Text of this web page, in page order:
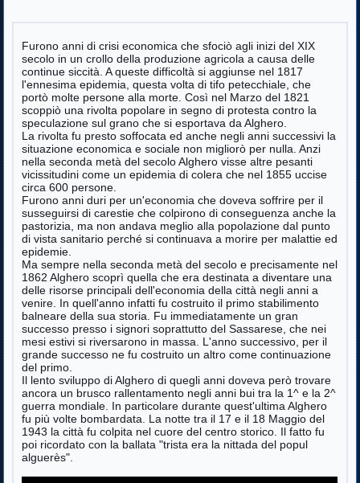
Furono anni di crisi economica che sfociò agli inizi del XIX
secolo in un crollo della produzione agricola a causa delle
continue siccità. A queste difficoltà si aggiunse nel 1817
l'ennesima epidemia, questa volta di tifo petecchiale, che
portò molte persone alla morte. Così nel Marzo del 1821
scoppiò una rivolta popolare in segno di protesta contro la
speculazione sul grano che si esportava da Alghero.
La rivolta fu presto soffocata ed anche negli anni successivi la
situazione economica e sociale non migliorò per nulla. Anzi
nella seconda metà del secolo Alghero visse altre pesanti
vicissitudini come un epidemia di colera che nel 1855 uccise
circa 600 persone.
Furono anni duri per un'economia che doveva soffrire per il
susseguirsi di carestie che colpirono di conseguenza anche la
pastorizia, ma non andava meglio alla popolazione dal punto
di vista sanitario perché si continuava a morire per malattie ed
epidemie.
Ma sempre nella seconda metà del secolo e precisamente nel
1862 Alghero scoprì quella che era destinata a diventare una
delle risorse principali dell'economia della città negli anni a
venire. In quell'anno infatti fu costruito il primo stabilimento
balneare della sua storia. Fu immediatamente un gran
successo presso i signori soprattutto del Sassarese, che nei
mesi estivi si riversarono in massa. L'anno successivo, per il
grande successo ne fu costruito un altro come continuazione
del primo.
Il lento sviluppo di Alghero di quegli anni doveva però trovare
ancora un brusco rallentamento negli anni bui tra la 1^ e la 2^
guerra mondiale. In particolare durante quest'ultima Alghero
fu più volte bombardata. La notte tra il 17 e il 18 Maggio del
1943 la città fu colpita nel cuore del centro storico. Il fatto fu
poi ricordato con la ballata "trista era la nittada del popul
alguerès".